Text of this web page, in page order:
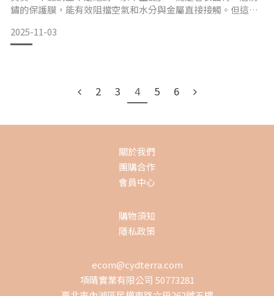
鏽的保護膜，能有效阻擋空氣和水分與金屬直接接觸。但這層
損，當這層膜被破壞，鏽點就會悄悄出現。為什麼不鏽鋼會生
鏽？前陣子我們遇到一位客人，說他家的不鏽鋼碗出現了鏽
以下幾個原因都可能讓不鏽鋼生鏽：食物殘留太久：
2025-11-03
2 3 4 5 6
關於我們
團購合作
會員中心
購物須知
隱私政策
ecom@cydterra.com
項晴實業有限公司 50773281